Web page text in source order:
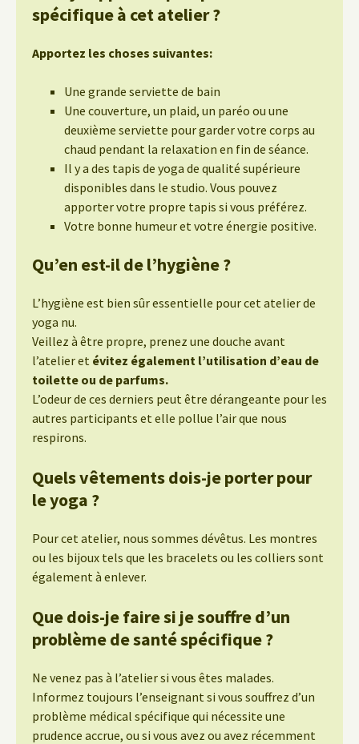
spécifique à cet atelier ?
Apportez les choses suivantes:
Une grande serviette de bain
Une couverture, un plaid, un paréo ou une
deuxième serviette pour garder votre corps au
chaud pendant la relaxation en fin de séance.
Il y a des tapis de yoga de qualité supérieure
disponibles dans le studio. Vous pouvez
apporter votre propre tapis si vous préférez.
Votre bonne humeur et votre énergie positive.
Qu’en est-il de l’hygiène ?
L’hygiène est bien sûr essentielle pour cet atelier de
yoga nu.
Veillez à être propre, prenez une douche avant
l’atelier et évitez également l’utilisation d’eau de
toilette ou de parfums.
L’odeur de ces derniers peut être dérangeante pour les
autres participants et elle pollue l’air que nous
respirons.
Quels vêtements dois-je porter pour
le yoga ?
Pour cet atelier, nous sommes dévêtus. Les montres
ou les bijoux tels que les bracelets ou les colliers sont
également à enlever.
Que dois-je faire si je souffre d’un
problème de santé spécifique ?
Ne venez pas à l’atelier si vous êtes malades.
Informez toujours l’enseignant si vous souffrez d’un
problème médical spécifique qui nécessite une
prudence accrue, ou si vous avez ou avez récemment